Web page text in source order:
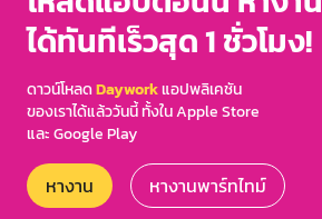
ได้ทันทีเร็วสุด 1 ชั่วโมง!
ดาวน์โหลดDayworkแอปพลิเคชัน
ของเราได้แล้ววันนี้ ทั้งใน Apple Store
และ Google Play
หางาน หางานพาร์ทไทม์